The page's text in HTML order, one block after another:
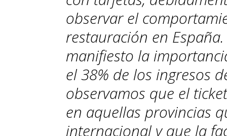
observar el
restauración en
manifiesto la
el 38% de los ingresos
observamos que el
en aquellas provincias
internacional y que la